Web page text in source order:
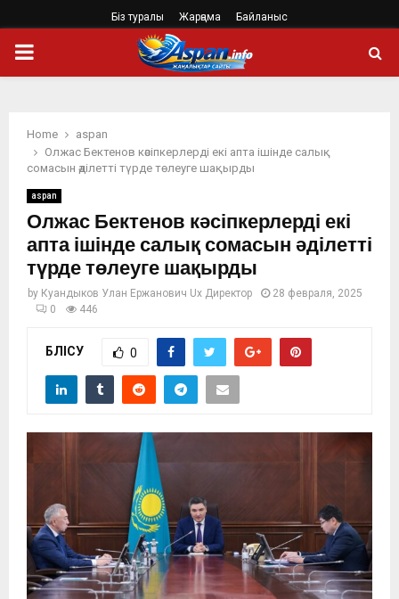
Біз туралы Жарңама Байланыс
PRIMARY
Home
aspan
Олжас Бектенов кәсіпкерлерді екі апта ішінде салық
сомасын әділетті түрде төлеуге шақырды
aspan
Олжас Бектенов кәсіпкерлерді екі
апта ішінде салық сомасын әділетті
түрде төлеуге шақырды
by Куандыков Улан Ержанович Ux Директор
28 февраля, 2025
0
446
БӨЛІСУ 0